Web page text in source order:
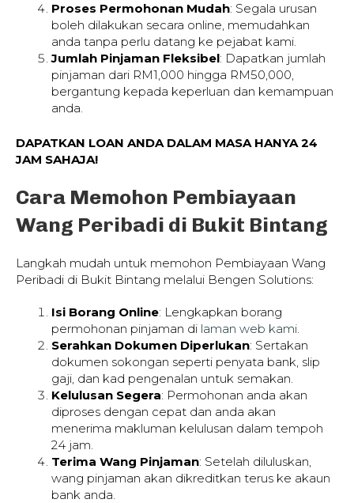
Proses Permohonan Mudah: Segala urusan
boleh dilakukan secara online, memudahkan
anda tanpa perlu datang ke pejabat kami.
Jumlah Pinjaman Fleksibel: Dapatkan jumlah
pinjaman dari RM1,000 hingga RM50,000,
bergantung kepada keperluan dan kemampuan
anda.
DAPATKAN LOAN ANDA DALAM MASA HANYA 24
JAM SAHAJA!
Cara Memohon Pembiayaan
Wang Peribadi di Bukit Bintang
Langkah mudah untuk memohon Pembiayaan Wang
Peribadi di Bukit Bintang melalui Bengen Solutions:
Isi Borang Online: Lengkapkan borang
permohonan pinjaman di laman web kami
Serahkan Dokumen Diperlukan: Sertakan
dokumen sokongan seperti penyata bank, slip
gaji, dan kad pengenalan untuk semakan.
Kelulusan Segera: Permohonan anda akan
diproses dengan cepat dan anda akan
menerima makluman kelulusan dalam tempoh
24 jam.
Terima Wang Pinjaman: Setelah diluluskan,
wang pinjaman akan dikreditkan terus ke akaun
bank anda.